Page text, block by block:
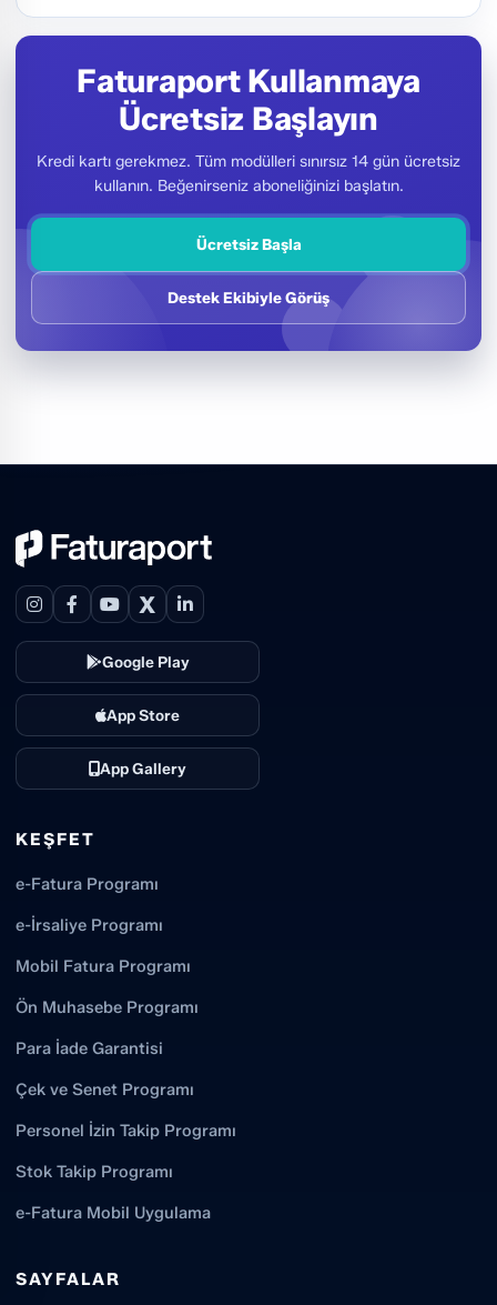
Faturaport Kullanmaya
Ücretsiz Başlayın
Kredi kartı gerekmez. Tüm modülleri sınırsız 14 gün ücretsiz
kullanın. Beğenirseniz aboneliğinizi başlatın.
Ücretsiz Başla
Destek Ekibiyle Görüş
X
Google Play
App Store
App Gallery
KEŞFET
e-Fatura Programı
e-İrsaliye Programı
Mobil Fatura Programı
Ön Muhasebe Programı
Para İade Garantisi
Çek ve Senet Programı
Personel İzin Takip Programı
Stok Takip Programı
e-Fatura Mobil Uygulama
SAYFALAR